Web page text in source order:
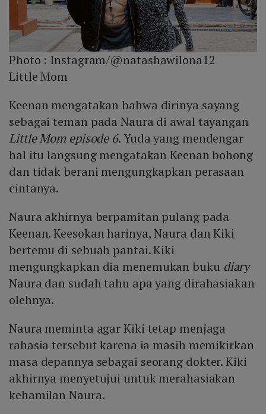
Photo : Instagram/@natashawilona12
Little Mom
Keenan mengatakan bahwa dirinya sayang
sebagai teman pada Naura di awal tayangan
Little Mom episode 6. Yuda yang mendengar
hal itu langsung mengatakan Keenan bohong
dan tidak berani mengungkapkan perasaan
cintanya.
Naura akhirnya berpamitan pulang pada
Keenan. Keesokan harinya, Naura dan Kiki
bertemu di sebuah pantai. Kiki
mengungkapkan dia menemukan buku diary
Naura dan sudah tahu apa yang dirahasiakan
olehnya.
Naura meminta agar Kiki tetap menjaga
rahasia tersebut karena ia masih memikirkan
masa depannya sebagai seorang dokter. Kiki
akhirnya menyetujui untuk merahasiakan
kehamilan Naura.